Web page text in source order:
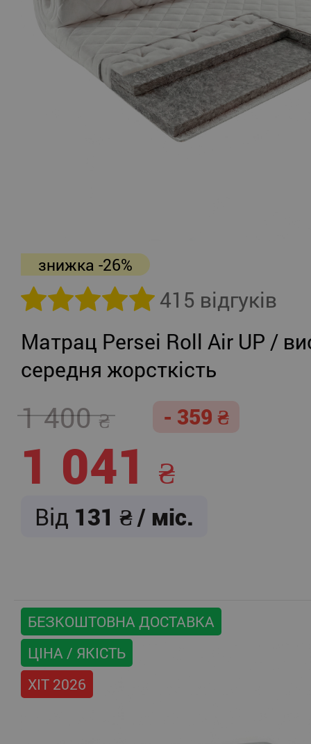
знижка -26%
415 відгуків
Матрац Persei Roll Air UP /
середня жорсткість
1 400 - 359
1 041
Від 131 / міс.
БЕЗКОШТОВНА ДОСТАВКА
ЦІНА / ЯКІСТЬ
ХІТ 2026